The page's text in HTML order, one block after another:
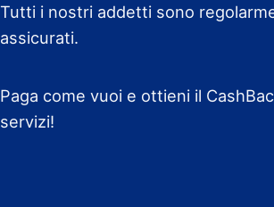
Tutti i nostri addetti sono
assicurati.
Paga come vuoi e ottieni il
servizi!